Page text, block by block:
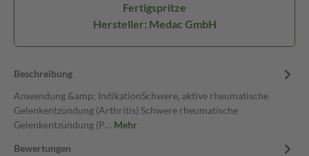
Fertigspritze
Hersteller: Medac GmbH
Beschreibung
Anwendung &amp; IndikationSchwere, aktive rheumatische
Gelenkentzündung (Arthritis) Schwere rheumatische
Gelenkentzündung (P… Mehr
Bewertungen